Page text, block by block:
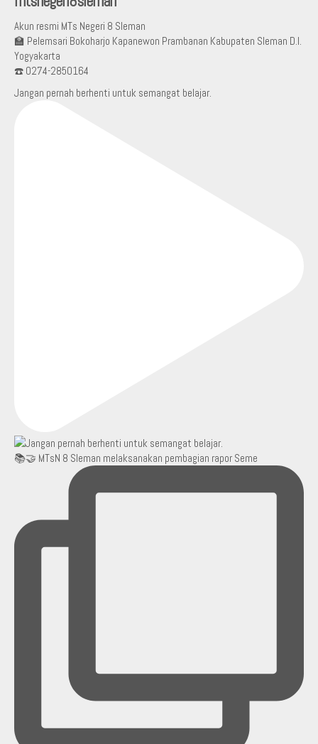
Akun resmi MTs Negeri 8 Sleman
🏫 Pelemsari Bokoharjo Kapanewon Prambanan Kabupaten Sleman D.I.
Yogyakarta
☎️ 0274-2850164
Jangan pernah berhenti untuk semangat belajar.
📚🤝 MTsN 8 Sleman melaksanakan pembagian rapor Seme